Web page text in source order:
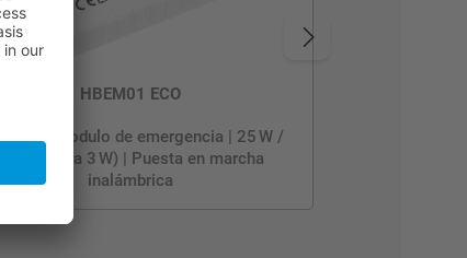
HBEM01 ECO
con modulo de emergencia | 25 W /
Emergencia 3 W) | Puesta en marcha
inalámbrica